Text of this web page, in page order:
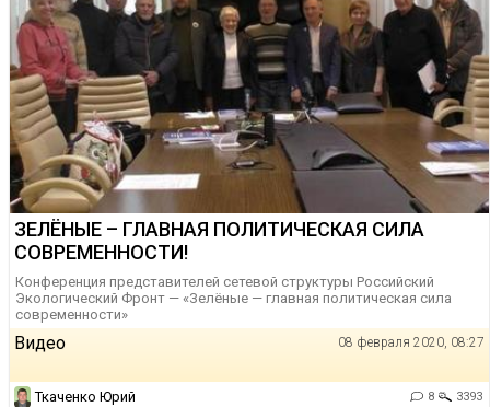
ЗЕЛЁНЫЕ – ГЛАВНАЯ ПОЛИТИЧЕСКАЯ СИЛА
СОВРЕМЕННОСТИ!
Конференция представителей сетевой структуры Российский
Экологический Фронт — «Зелёные — главная политическая сила
современности»
Видео 08 февраля 2020, 08:27
Ткаченко Юрий 8 3393